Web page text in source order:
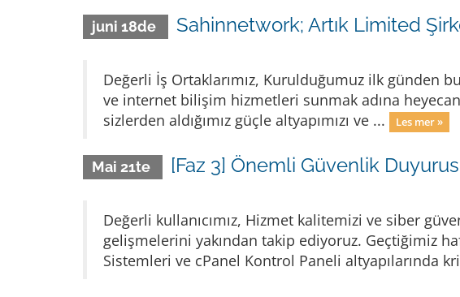
juni 18de Sahinnetwork; Artık Limited
Değerli İş Ortaklarımız, Kurulduğumuz ilk günden
ve internet bilişim hizmetleri sunmak adına
sizlerden aldığımız güçle altyapımızı ve ...
Les mer »
Mai 21te [Faz 3] Önemli Güvenlik
Değerli kullanıcımız, Hizmet kalitemizi ve siber
gelişmelerini yakından takip ediyoruz. Geçtiğimiz
Sistemleri ve cPanel Kontrol Paneli altyapılarında